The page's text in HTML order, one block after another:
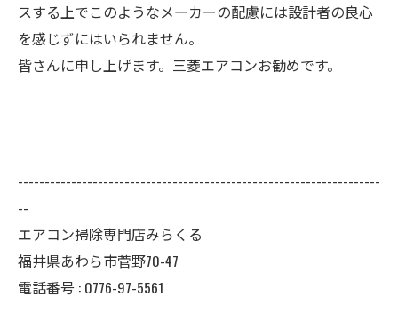
スする上でこのようなメーカーの配慮には設計者の良心
を感じずにはいられません。
皆さんに申し上げます。三菱エアコンお勧めです。
--------------------------------------------------------------------
--
エアコン掃除専門店みらくる
福井県あわら市菅野70-47
電話番号 : 0776-97-5561